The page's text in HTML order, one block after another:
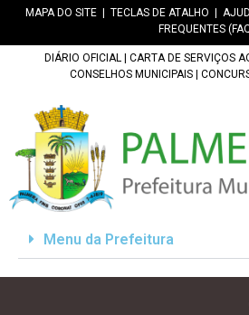
MAPA DO SITE TECLAS DE ATALHO
FREQUENTES
DIÁRIO OFICIAL CARTA DE SERVIÇOS
CONSELHOS MUNICIPAIS
Menu da Prefeitura